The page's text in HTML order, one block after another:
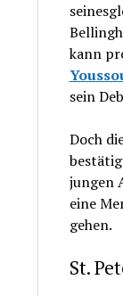
kann
sein
Doch
jungen
eine
gehen.
St.